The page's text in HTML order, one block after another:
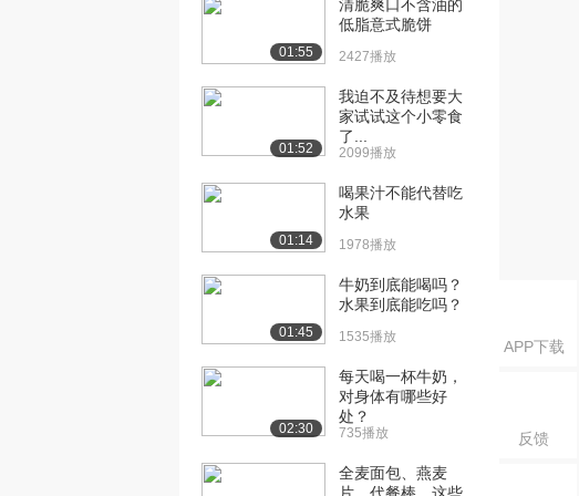
APP下载
反馈
[22] 牛轧糖 01:36
[23] 三文鱼
[25] 狮子头 01:59
[26] 树莓派
2.8万播放
2.5万播放
[28] 糖渍橙皮 02:05
01:55
清脆爽口不含油的
低脂意式脆饼
2427播放
01:52
我迫不及待想要大
家试试这个小零食
了...
2099播放
01:14
喝果汁不能代替吃
水果
1978播放
01:45
牛奶到底能喝吗？
水果到底能吃吗？
1535播放
02:30
每天喝一杯牛奶，
对身体有哪些好
处？
735播放
全麦面包、燕麦